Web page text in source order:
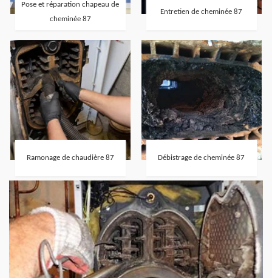
Pose et réparation chapeau de
cheminée 87
Entretien de cheminée 87
Ramonage de chaudière 87 Débistrage de cheminée 87